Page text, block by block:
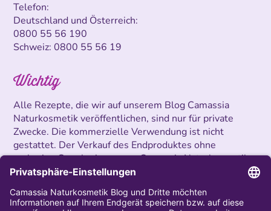
Telefon:
Deutschland und Österreich:
0800 55 56 190
Schweiz:0800 55 56 19
Wichtig
Alle Rezepte, die wir auf unserem Blog Camassia
Naturkosmetik veröffentlichen, sind nur für private
Zwecke. Die kommerzielle Verwendung ist nicht
gestattet. Der Verkauf des Endproduktes ohne
vorherige Genehmigung von Camassia Naturkosmetik
ist untersagt.